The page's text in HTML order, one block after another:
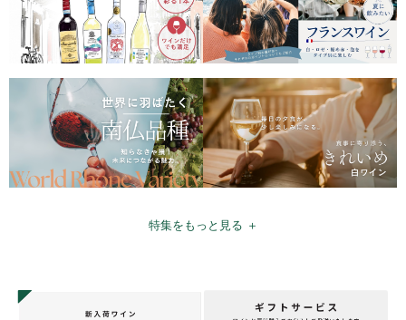
特集をもっと見る ＋